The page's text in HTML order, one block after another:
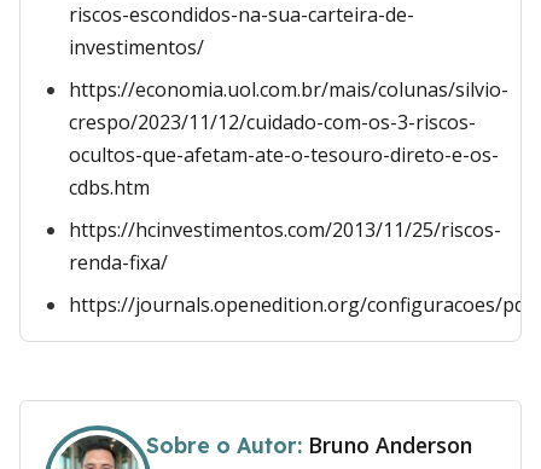
riscos-escondidos-na-sua-carteira-de-
investimentos/
https://economia.uol.com.br/mais/colunas/silvio-
crespo/2023/11/12/cuidado-com-os-3-riscos-
ocultos-que-afetam-ate-o-tesouro-direto-e-os-
cdbs.htm
https://hcinvestimentos.com/2013/11/25/riscos-
renda-fixa/
https://journals.openedition.org/configuracoes/
Sobre o Autor: Bruno Anderson